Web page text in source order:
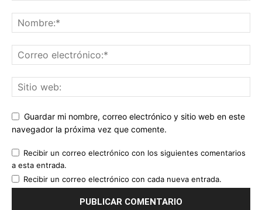
Guardar mi nombre, correo electrónico y sitio web en este
navegador la próxima vez que comente.
Recibir un correo electrónico con los siguientes comentarios
a esta entrada.
Recibir un correo electrónico con cada nueva entrada.